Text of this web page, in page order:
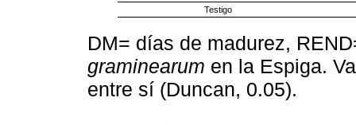
Testigo
DM= días de madurez,
graminearum en la Espiga.
entre sí (Duncan, 0.05).